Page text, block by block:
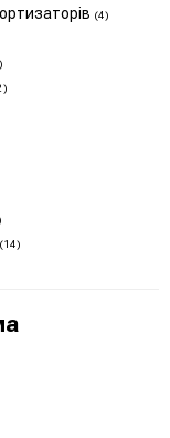
(4)
(14)